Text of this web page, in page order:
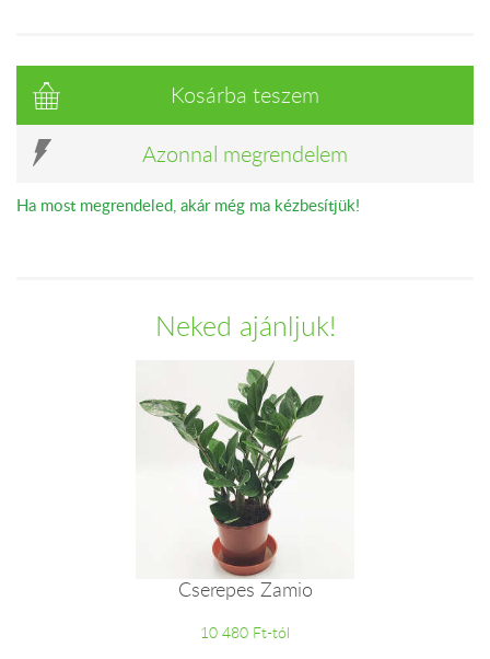
Kosárba teszem
Azonnal megrendelem
Ha most megrendeled, akár még ma kézbesítjük!
Neked ajánljuk!
Cserepes Zamio
10 480 Ft-tól